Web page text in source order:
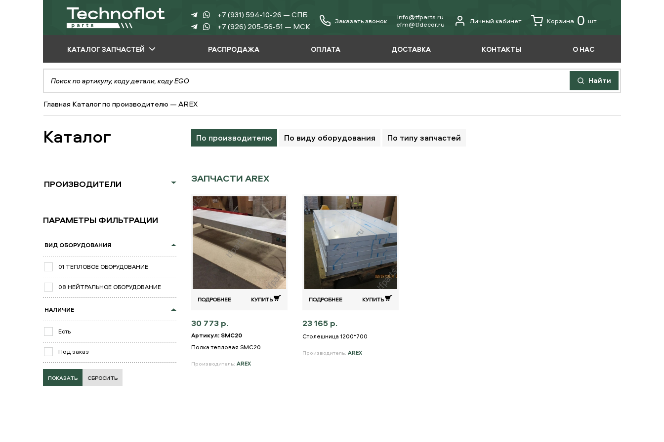
+7 (931) 594-10-26 — СПБ
+7 (926) 205-56-51 — МСК
Заказать звонок
info@tfparts.ru
еfm@tfdecor.ru
Личный кабинет Корзина 0 шт.
КАТАЛОГ ЗАПЧАСТЕЙ
ПО ПРОИЗВОДИТЕЛЮ
ПО ВИДУ
ОБОРУДОВАНИЯ
ПО ТИПУ ЗАПЧАСТЕЙ
РАСПРОДАЖА ОПЛАТА ДОСТАВКА КОНТАКТЫ О НАС
Найти
Главная Каталог по производителю —AREX
Каталог По производителю По виду оборудования По типу запчастей
ПРОИЗВОДИТЕЛИ
ПАРАМЕТРЫ ФИЛЬТРАЦИИ
ВИД ОБОРУДОВАНИЯ
01 ТЕПЛОВОЕ ОБОРУДОВАНИЕ
08 НЕЙТРАЛЬНОЕ ОБОРУДОВАНИЕ
НАЛИЧИЕ
Есть
Под заказ
СБРОСИТЬ
ЗАПЧАСТИ AREX
ПОДРОБНЕЕ КУПИТЬ
30 773 р.
Артикул: SMC20
Полка тепловая SMC20
Производитель: AREX
ПОДРОБНЕЕ КУПИТЬ
23 165 р.
Столешница 1200*700
Производитель: AREX